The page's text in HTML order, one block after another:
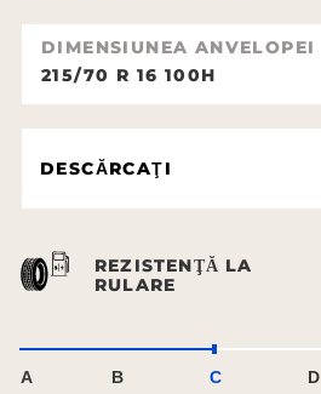
DIMENSIUNEA ANVELOPEI
215/70 R 16 100H
DESCĂRCAŢI
REZISTENŢĂ LA
RULARE
A B C D